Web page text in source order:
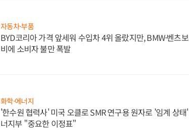
자동차·부품
BYD코리아 가격 앞세워 수입차 4위 올랐지만, BMW·벤츠
비에 소비자 불만 폭발
화학·에너지
'한수원 협력사' 미국 오클로 SMR 연구용 원자로 '임계 상태
너지부 "중요한 이정표"